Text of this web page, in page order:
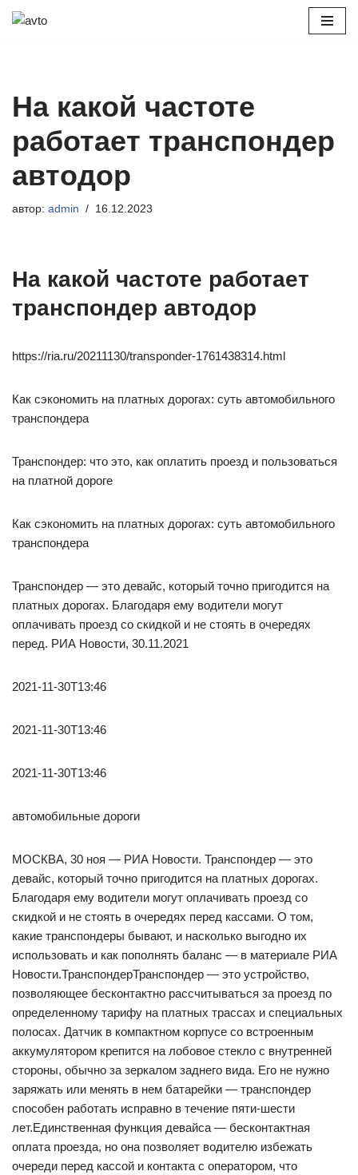
На какой частоте
работает транспондер
автодор
автор: admin 16.12.2023
На какой частоте работает
транспондер автодор
https://ria.ru/20211130/transponder-1761438314.html
Как сэкономить на платных дорогах: суть автомобильного
транспондера
Транспондер: что это, как оплатить проезд и пользоваться
на платной дороге
Как сэкономить на платных дорогах: суть автомобильного
транспондера
Транспондер — это девайс, который точно пригодится на
платных дорогах. Благодаря ему водители могут
оплачивать проезд со скидкой и не стоять в очередях
перед. РИА Новости, 30.11.2021
2021-11-30T13:46
2021-11-30T13:46
2021-11-30T13:46
автомобильные дороги
МОСКВА, 30 ноя — РИА Новости. Транспондер — это
девайс, который точно пригодится на платных дорогах.
Благодаря ему водители могут оплачивать проезд со
скидкой и не стоять в очередях перед кассами. О том,
какие транспондеры бывают, и насколько выгодно их
использовать и как пополнять баланс — в материале РИА
Новости.ТранспондерТранспондер — это устройство,
позволяющее бесконтактно рассчитываться за проезд по
определенному тарифу на платных трассах и специальных
полосах. Датчик в компактном корпусе со встроенным
аккумулятором крепится на лобовое стекло с внутренней
стороны, обычно за зеркалом заднего вида. Его не нужно
заряжать или менять в нем батарейки — транспондер
способен работать исправно в течение пяти-шести
лет.Единственная функция девайса — бесконтактная
оплата проезда, но она позволяет водителю избежать
очереди перед кассой и контакта с оператором, что